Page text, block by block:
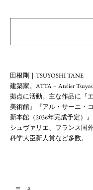
田根剛｜TSUYOSHI TANE
建築家。ATTA – Atelier
拠点に活動。主な作品に『
美術館』『アル・サーニ・
新本館（2036年完成予定）
シュヴァリエ、フランス国
科学大臣新人賞など多数。